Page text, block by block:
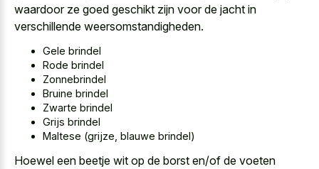
waardoor ze goed geschikt zijn voor de jacht in
verschillende weersomstandigheden.
Gele brindel
Rode brindel
Zonnebrindel
Bruine brindel
Zwarte brindel
Grijs brindel
Maltese (grijze, blauwe brindel)
Hoewel een beetje wit op de borst en/of de voeten